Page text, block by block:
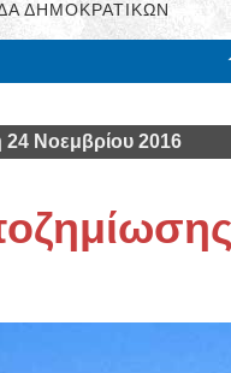
ΔΗΜΟΚΡΑΤΙΚΩΝ
24 Νοεμβρίου 2016